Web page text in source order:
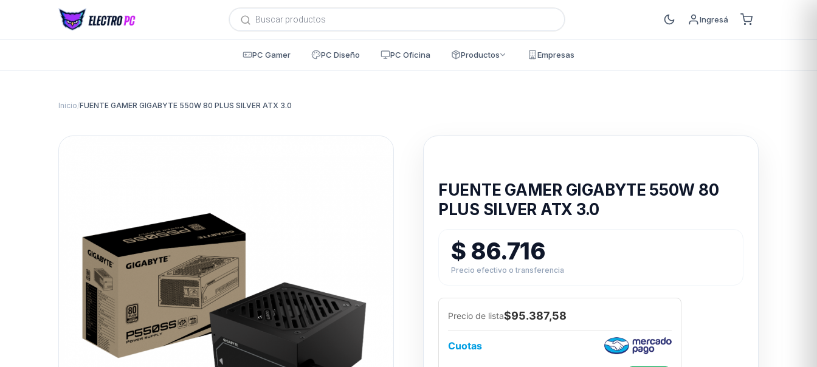
Búsqueda
de
productos
Ingresá
PC Gamer PC Diseño PC Oficina Productos Empresas
Inicio/FUENTE GAMER GIGABYTE 550W 80 PLUS SILVER ATX 3.0
FUENTE GAMER GIGABYTE 550W 80
PLUS SILVER ATX 3.0
$ 86.716
Precio efectivo o transferencia
Precio de lista$95.387,58
Cuotas